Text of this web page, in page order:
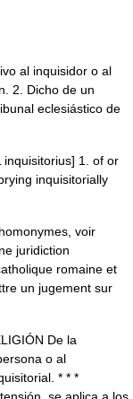
al inquisidor o al
2. Dicho de un
eclesiástico de
inquisitorius] 1. of or
inquisitorially
voir
juridiction
romaine et
un jugement sur
De la
o al
* * *
se aplica a los